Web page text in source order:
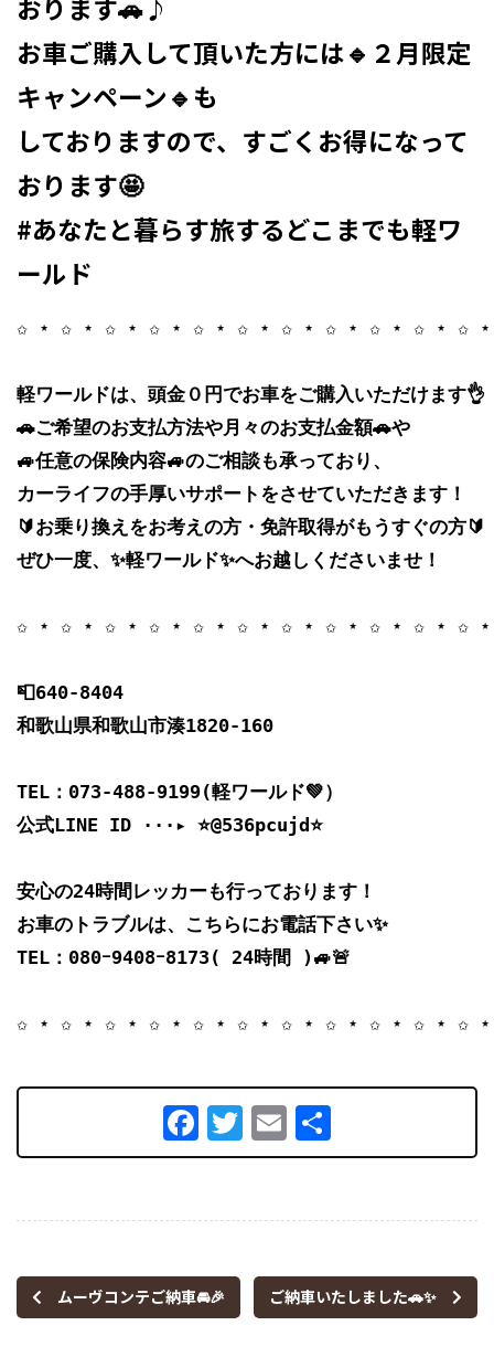
おります🚗♪
お車ご購入して頂いた方には🔹２月限定
キャンペーン🔹も
しておりますので、すごくお得になって
おります🤩 ⁡
#あなたと暮らす旅するどこまでも軽ワ
ールド
✩ ⋆ ✩ ⋆ ✩ ⋆ ✩ ⋆ ✩ ⋆ ✩ ⋆ ✩ ⋆ ✩ ⋆ ✩ ⋆ ✩ ⋆ ✩
軽ワールドは、頭金０円でお車をご購入いただけます👌
🚗ご希望のお支払方法や月々のお支払金額🚗や
🚙任意の保険内容🚙のご相談も承っており、
カーライフの手厚いサポートをさせていただきます！
🔰お乗り換えをお考えの方・免許取得がもうすぐの方🔰
ぜひ一度、✨軽ワールド✨へお越しくださいませ！
✩ ⋆ ✩ ⋆ ✩ ⋆ ✩ ⋆ ✩ ⋆ ✩ ⋆ ✩ ⋆ ✩ ⋆ ✩ ⋆ ✩ ⋆ ✩
📮640-8404
和歌山県和歌山市湊1820-160
TEL：073-488-9199(軽ワールド💚）
公式LINE ID ···▸ ⭐️@536pcujd⭐️
安心の24時間レッカーも行っております！
お車のトラブルは、こちらにお電話下さい✨
TEL：080ｰ9408ｰ8173( 24時間 )🚙🚨
✩ ⋆ ✩ ⋆ ✩ ⋆ ✩ ⋆ ✩ ⋆ ✩ ⋆ ✩ ⋆ ✩ ⋆ ✩ ⋆ ✩ ⋆ ✩
Facebook
Twitter
Email
有
ムーヴコンテご納車🚘🎉 ご納車いたしました🚗✨